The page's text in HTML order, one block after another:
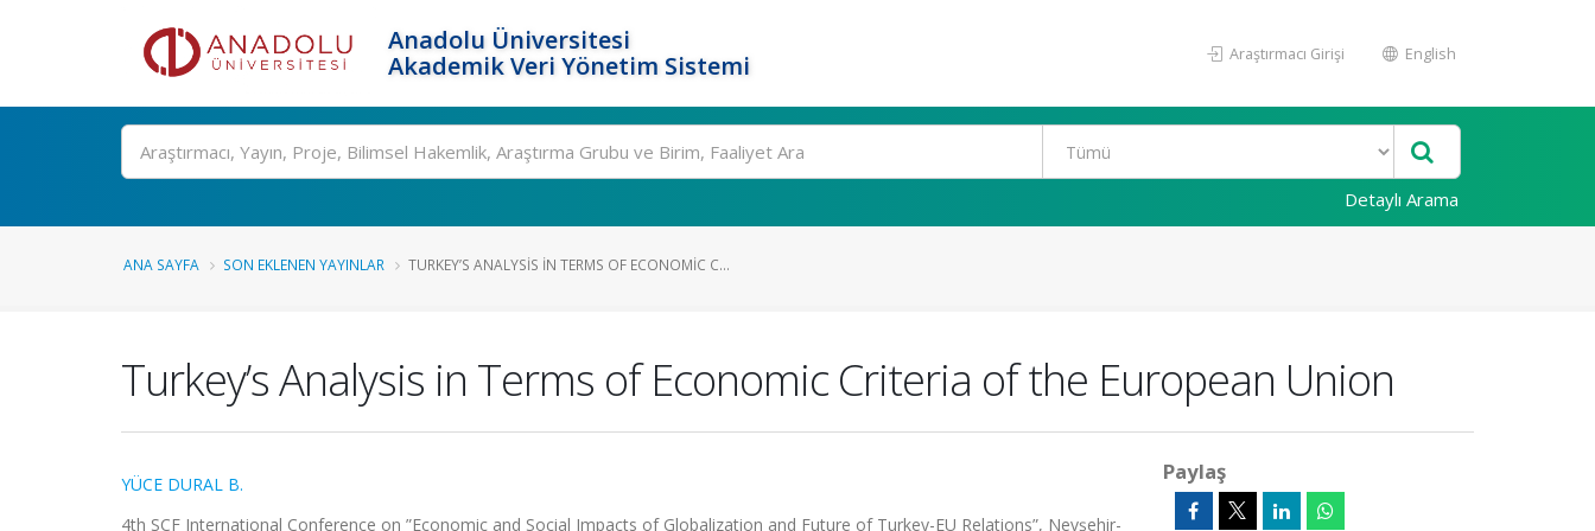
Anadolu Üniversitesi
Akademik Veri Yönetim Sistemi
Araştırmacı Girişi English
Ara
Detaylı Arama
ANA SAYFA SON EKLENEN YAYINLAR TURKEY’S ANALYSIS IN TERMS OF ECONOMIC C...
Turkey’s Analysis in Terms of Economic Criteria of the European Union
YÜCE DURAL B.
4th SCF International Conference on ”Economic and Social Impacts of Globalization and Future of Turkey-EU Relations”, Nevşehir-
Paylaş